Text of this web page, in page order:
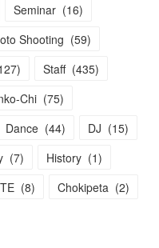
Seminar (16)
Shooting (59)
) Staff (435)
Chi (75)
Dance (44) DJ (15)
(7) History (1)
(8) Chokipeta (2)